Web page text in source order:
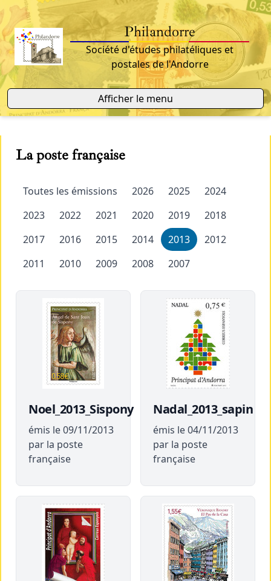
Philandorre
Société d'études philatéliques et
postales de l'Andorre
Afficher le menu
La poste française
Toutes les émissions 2026 2025
2024
2023
2022 2021 2020 2019
2018
2017
2016 2015 2014 2013
2012
2011
2010 2009 2008 2007
Noel_2013_Sispony
émis le 09/11/2013
par la poste
française
Nadal_2013_sapin
émis le 04/11/2013
par la poste
française